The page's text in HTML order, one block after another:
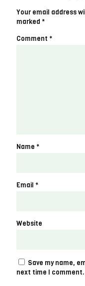
Your email address
marked *
Comment *
Name *
Email *
Website
Save my name,
next time I comment.